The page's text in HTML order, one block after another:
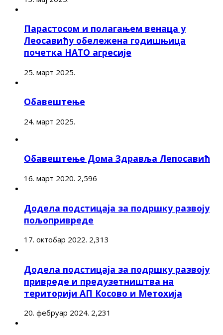
Парастосом и полагањем венаца у
Леосавићу обележена годишњица
почетка НАТО агресије
25. март 2025.
Обавештење
24. март 2025.
Обавештење Дома Здравља Лепосавић
16. март 2020. 2,596
Додела подстицаја за подршку развоју
пољопривреде
17. октобар 2022. 2,313
Додела подстицаја за подршку развоју
привреде и предузетништва на
територији АП Косово и Метохија
20. фебруар 2024. 2,231